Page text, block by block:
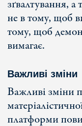
зґвалтування,
не в тому, щоб
тому, щоб
вимагає.
Важливі зміни
Важливі зміни
платформи